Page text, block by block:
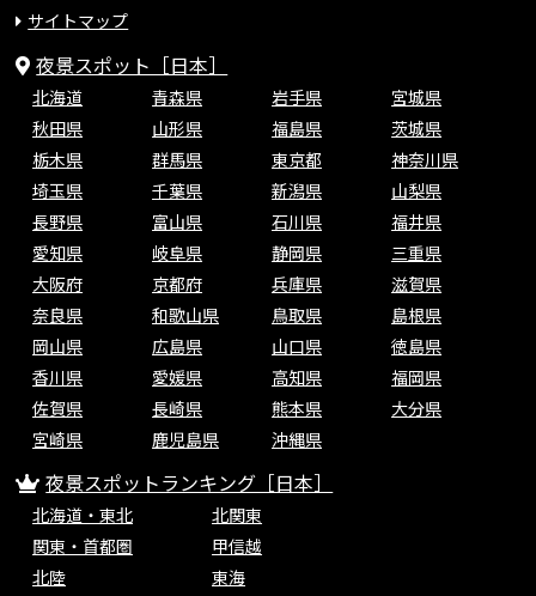
サイトマップ
夜景スポット［日本］
北海道 青森県 岩手県
宮城県
秋田県
山形県 福島県
茨城県
栃木県
群馬県 東京都
神奈川県
埼玉県
千葉県 新潟県
山梨県
長野県
富山県 石川県
福井県
愛知県
岐阜県 静岡県
三重県
大阪府
京都府 兵庫県
滋賀県
奈良県
和歌山県 鳥取県
島根県
岡山県
広島県 山口県
徳島県
香川県
愛媛県 高知県
福岡県
佐賀県
長崎県 熊本県
大分県
宮崎県
鹿児島県 沖縄県
夜景スポットランキング［日本］
北海道・東北
北関東
関東・首都圏
甲信越
北陸
東海